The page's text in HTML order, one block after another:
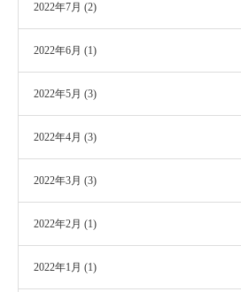
2022年7月 (2)
2022年6月 (1)
2022年5月 (3)
2022年4月 (3)
2022年3月 (3)
2022年2月 (1)
2022年1月 (1)